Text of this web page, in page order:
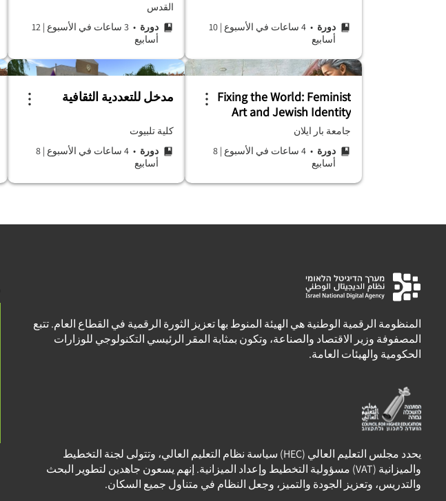
دورة • 4 ساعات في الأسبوع |
10
أسابيع
القدس
دورة • 3 ساعات في الأسبوع |
12
أسابيع
Fixing the World: Feminist
Art and Jewish Identity
جامعة بار ايلان
دورة • 4 ساعات في الأسبوع |
8
أسابيع
مدخل للتعددية الثقافية
كلية تلبيوت
دورة • 4 ساعات في الأسبوع |
8
أسابيع
المنظومة الرقمية الوطنية هي الهيئة المنوط بها تعزيز الثورة الرقمية في القطاع العام. تتبع
المصفوفة وزير الاقتصاد والصناعة، وتكون بمثابة المقر الرئيسي التكنولوجي للوزارات
الحكومية والهيئات العامة.
يحدد مجلس التعليم العالي (HEC) سياسة نظام التعليم العالي، وتتولى لجنة التخطيط
والميزانية (VAT) مسؤولية التخطيط وإعداد الميزانية. إنهم يسعون جاهدين لتطوير البحث
والتدريس، وتعزيز الجودة والتميز، وجعل النظام في متناول جميع السكان.